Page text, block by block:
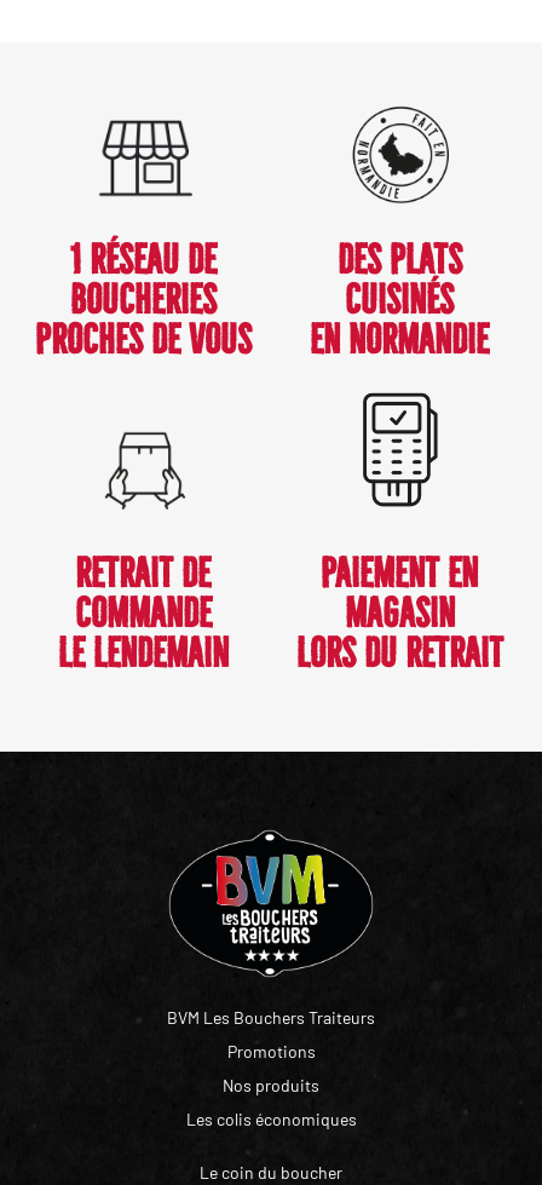
1 RÉSEAU DE
BOUCHERIES
PROCHES DE VOUS
DES PLATS
CUISINÉS
EN NORMANDIE
RETRAIT DE
COMMANDE
LE LENDEMAIN
PAIEMENT EN
MAGASIN
LORS DU RETRAIT
BVM Les Bouchers Traiteurs
Promotions
Nos produits
Les colis économiques
Le coin du boucher